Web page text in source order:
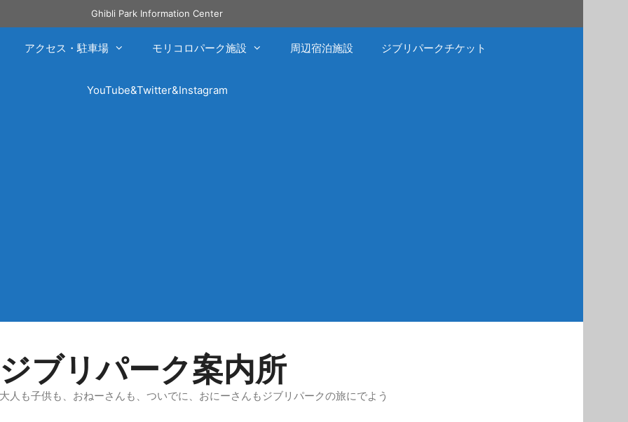
Ghibli Park Information Center
アクセス・駐車場 モリコロパーク施設 周辺宿泊施設 ジブリパークチケット
YouTube&Twitter&Instagram
ジブリパーク案内所
大人も子供も、おねーさんも、ついでに、おにーさんもジブリパークの旅にでよう